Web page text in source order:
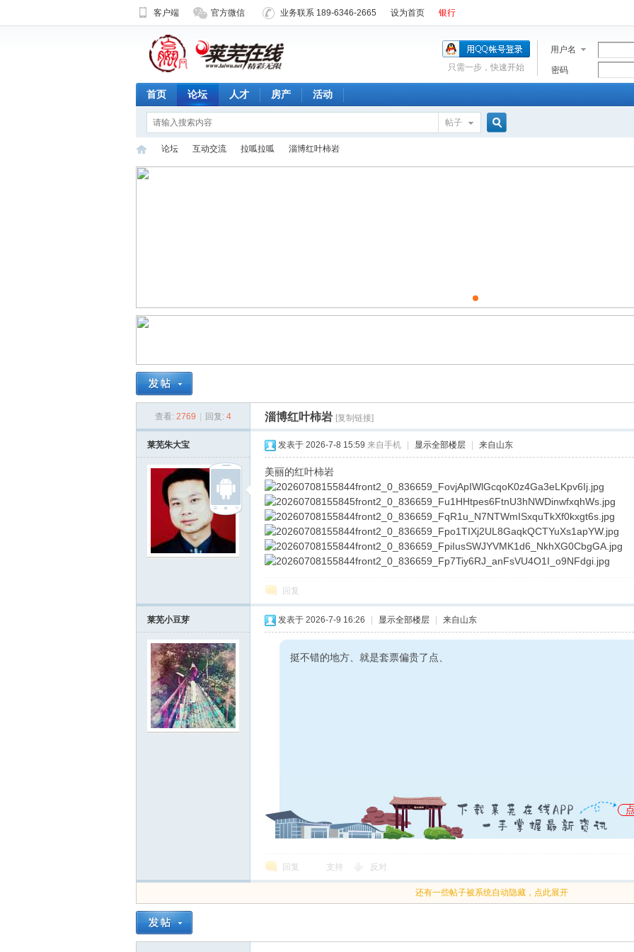
客户端 官方微信 业务联系 189-6346-2665 设为首页 银行
用户名
密码
只需一步，快速开始
首页 论坛 人才 房产 活动
帖子
线
论坛 互动交流 拉呱拉呱 淄博红叶柿岩
查看: 2769 回复: 4 淄博红叶柿岩 [复制链接]
莱芜朱大宝 发表于 2026-7-8 15:59 来自手机 显示全部楼层 来自山东
美丽的红叶柿岩
回复
莱芜小豆芽 发表于 2026-7-9 16:26 显示全部楼层 来自山东
挺不错的地方、就是套票偏贵了点、
回复 支持 反对
还有一些帖子被系统自动隐藏，点此展开